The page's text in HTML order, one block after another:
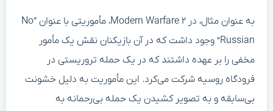
به عنوان مثال، در Modern Warfare ۲، مأموریتی با عنوان “No
Russian” وجود داشت که در آن بازیکنان نقش یک مأمور
مخفی را بر عهده داشتند که در یک حمله تروریستی در
فرودگاه روسیه شرکت می‌کرد. این مأموریت به دلیل خشونت
بی‌سابقه و به تصویر کشیدن یک حمله بی‌رحمانه به